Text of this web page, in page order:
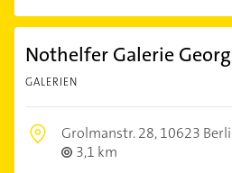
Nothelfer Galerie Georg
GALERIEN
Grolmanstr. 28,10623
3,1 km